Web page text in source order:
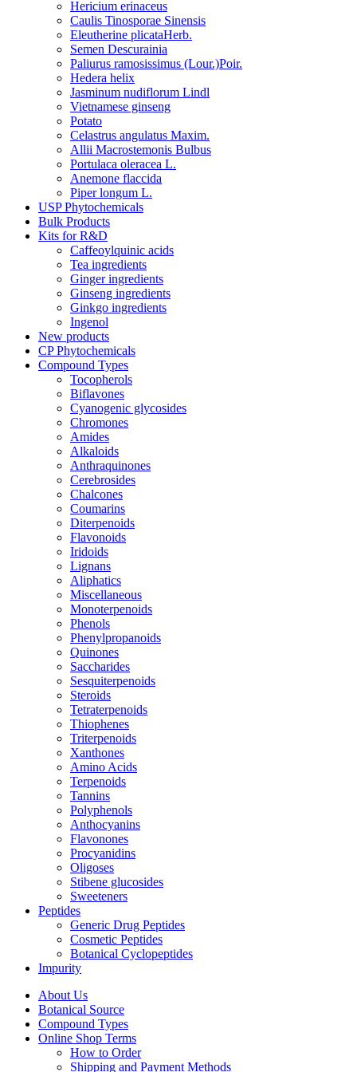
Hericium erinaceus
Caulis Tinosporae Sinensis
Eleutherine plicataHerb.
Semen Descurainia
Paliurus ramosissimus (Lour.)Poir.
Hedera helix
Jasminum nudiflorum Lindl
Vietnamese ginseng
Potato
Celastrus angulatus Maxim.
Allii Macrostemonis Bulbus
Portulaca oleracea L.
Anemone flaccida
Piper longum L.
USP Phytochemicals
Bulk Products
Kits for R&D
Caffeoylquinic acids
Tea ingredients
Ginger ingredients
Ginseng ingredients
Ginkgo ingredients
Ingenol
New products
CP Phytochemicals
Compound Types
Tocopherols
Biflavones
Cyanogenic glycosides
Chromones
Amides
Alkaloids
Anthraquinones
Cerebrosides
Chalcones
Coumarins
Diterpenoids
Flavonoids
Iridoids
Lignans
Aliphatics
Miscellaneous
Monoterpenoids
Phenols
Phenylpropanoids
Quinones
Saccharides
Sesquiterpenoids
Steroids
Tetraterpenoids
Thiophenes
Triterpenoids
Xanthones
Amino Acids
Terpenoids
Tannins
Polyphenols
Anthocyanins
Flavonones
Procyanidins
Oligoses
Stibene glucosides
Sweeteners
Peptides
Generic Drug Peptides
Cosmetic Peptides
Botanical Cyclopeptides
Impurity
About Us
Botanical Source
Compound Types
Online Shop Terms
How to Order
Shipping and Payment Methods